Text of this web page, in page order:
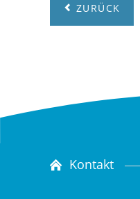
ZURÜCK
Kontakt